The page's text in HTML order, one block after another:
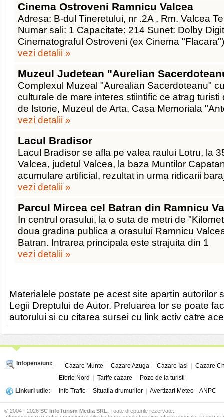
Cinema Ostroveni Ramnicu Valcea
Adresa: B-dul Tineretului, nr .2A , Rm. Valcea
Numar sali: 1 Capacitate: 214 Sunet: Dolby
Cinematograful Ostroveni (ex Cinema
vezi detalii »
Muzeul Judetean "Aurelian
Complexul Muzeal "Aurealian Sacerdoteanu"
culturale de mare interes stiintific ce atrag
de Istorie, Muzeul de Arta, Casa Memoriala
vezi detalii »
Lacul Bradisor
Lacul Bradisor se afla pe valea raului Lotru, la
Valcea, judetul Valcea, la baza Muntilor
acumulare artificial, rezultat in urma ridicarii
vezi detalii »
Parcul Mircea cel Batran din Ramnicu
In centrul orasului, la o suta de metri de
doua gradina publica a orasului Ramnicu
Batran. Intrarea principala este strajuita din 1
vezi detalii »
Materialele postate pe acest site apartin autorilor
Legii Dreptului de Autor. Preluarea lor se poate
autorului si cu citarea sursei cu link activ catre
Infopensiuni: Cazare Munte Cazare Azuga Cazare Iasi
Cazare
Eforie Nord
Tarife cazare
Poze de la turisti
Linkuri utile:
Info Trafic Situatia drumurilor Avertizari Meteo ANPC
© 2004 - 2026 SC InfoTurism Media SRL. Toate drepturile rezervate.